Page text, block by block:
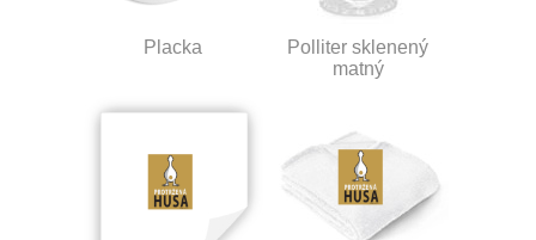
Placka
Polliter sklenený
matný